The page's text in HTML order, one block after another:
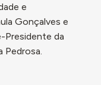
e
Gonçalves e
Presidente da
Pedrosa.